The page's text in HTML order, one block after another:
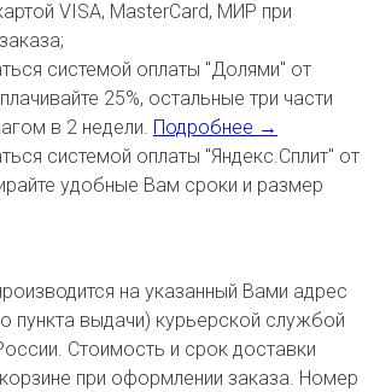
VISA, MasterCard, МИР при
системой оплаты "Долями" от
25%, остальные три части
в 2 недели. Подробнее →
системой оплаты "Яндекс.Сплит" от
удобные Вам сроки и размер
на указанный Вами адрес
пункта выдачи) курьерской службой
Стоимость и срок доставки
при оформлении заказа. Номер